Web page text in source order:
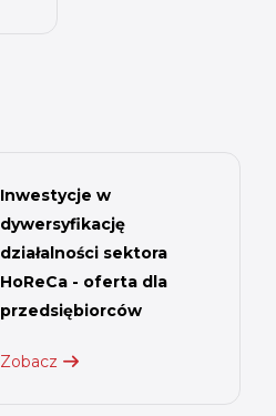
Inwestycje w
dywersyfikację
działalności sektora
HoReCa - oferta dla
przedsiębiorców
Zobacz